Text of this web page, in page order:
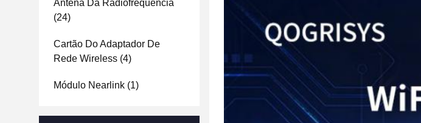
Antena Da Radiofrequência
(24)
Cartão Do Adaptador De
Rede Wireless (4)
Módulo Nearlink (1)